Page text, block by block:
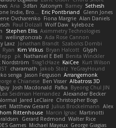
Aria 3dfan Xatonym Barney Sethesh
Indie, Bro... Eric Pontbriand
Glenn Jones
Ovcharenko Fiona Margrie Alan Daniels
Paul Dolzall Wolf Daw kyleboze
Stephen Ellis Aximmetry Technologies
wellingtoncrab Ada Rose Cannon
Laxz Jonathan Brandt Szabolcs Dombi
Ryan Kim Vitkus Bryan Halcott Glyph
pk Nathaniel E Bell Benita Winckler
Nordström Trag1cHaze KaiCee Kurt Wilson
charamath Jakob Stolz YeGrayHound
senga Jason Ferguson Arrangemonk
e Chianese Ben Visser Albatross 3D
Josh Macdonald Pafka Byeong Chul JIN
Lea Seidman Hernandez Alexander Becker
Jared LeClaire Christopher Bogs
Matthew Gerard Julius Brockelmann Alex
Rittenhouse Marcin Ignac Martinotti
Gerard Redmond Walter Rice
Games Michael Mayeux George Giagias